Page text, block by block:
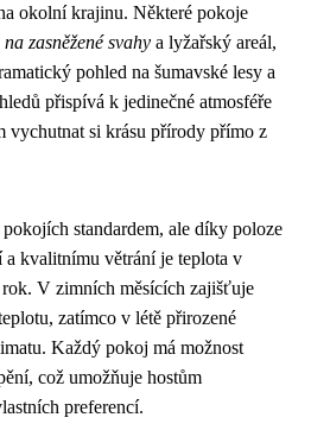
okolní krajinu. Některé pokoje
zasněžené svahy a lyžařský areál,
pohled na šumavské lesy a
přispívá k jedinečné atmosféře
vychutnat si krásu přírody přímo z
standardem, ale díky poloze
a kvalitnímu větrání je teplota v
V zimních měsících zajišťuje
zatímco v létě přirozené
Každý pokoj má možnost
což umožňuje hostům
preferencí.